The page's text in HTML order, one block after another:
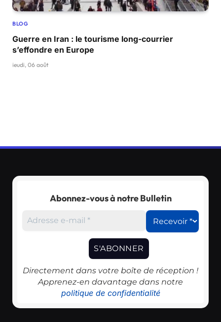
BLOG
Guerre en Iran : le tourisme long-courrier
s’effondre en Europe
jeudi, 06 août
Abonnez-vous à notre Bulletin
Directement dans votre boîte de réception !
Apprenez-en davantage dans notre
politique de confidentialité